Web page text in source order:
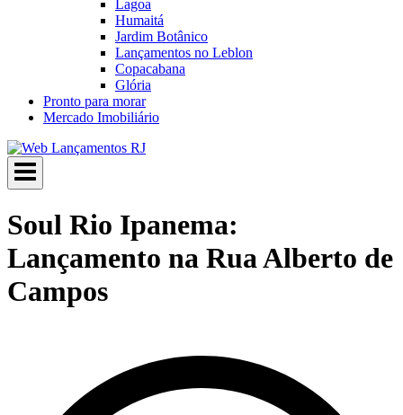
Lagoa
Humaitá
Jardim Botânico
Lançamentos no Leblon
Copacabana
Glória
Pronto para morar
Mercado Imobiliário
Soul Rio Ipanema:
Lançamento na Rua Alberto de
Campos